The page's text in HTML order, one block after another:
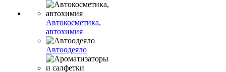
Автокосметика,
автохимия
Автоодеяло